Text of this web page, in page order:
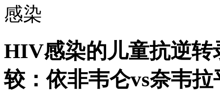
感染
HIV感染的儿童抗逆转
较：依非韦仑vs奈韦